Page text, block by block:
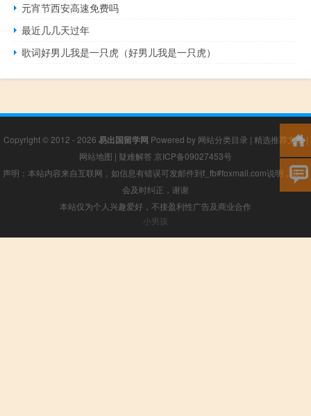
元宵节西安高速免费吗
最近几几天过年
歌词好男儿我是一只虎（好男儿我是一只虎）
Copyright © 2012 - 2026 易出国留学网 Powered by 网站分类目录 | 精选推荐文章|
网站地图 | 疑难解答 京ICP备09027453号
声明：本站内容来自互联网，如信息有错误可发邮件到f_fb#foxmail.com说明，我们
会及时纠正，谢谢
本站仅为个人兴趣爱好，不接盈利性广告及商业合作
小男孩